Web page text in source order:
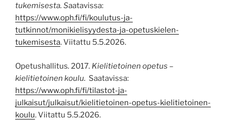
tukemisesta. Saatavissa:
https://www.oph.fi/fi/koulutus-ja-
tutkinnot/monikielisyydesta-ja-opetuskielen-
tukemisesta. Viitattu 5.5.2026.
Opetushallitus. 2017. Kielitietoinen opetus –
kielitietoinen koulu. Saatavissa:
https://www.oph.fi/fi/tilastot-ja-
julkaisut/julkaisut/kielitietoinen-opetus-kielitietoinen-
koulu. Viitattu 5.5.2026.